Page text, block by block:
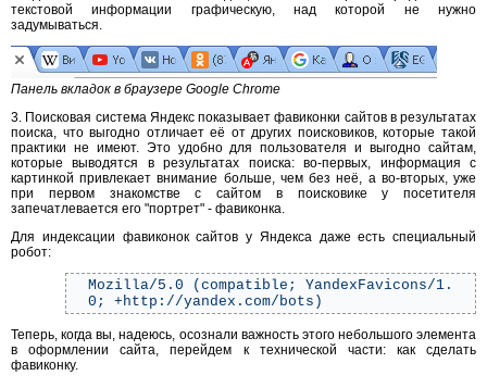
текстовой информации графическую, над которой не нужно
задумываться.
Панель вкладок в браузере Google Chrome
3. Поисковая система Яндекс показывает фавиконки сайтов в результатах
поиска, что выгодно отличает её от других поисковиков, которые такой
практики не имеют. Это удобно для пользователя и выгодно сайтам,
которые выводятся в результатах поиска: во-первых, информация с
картинкой привлекает внимание больше, чем без неё, а во-вторых, уже
при первом знакомстве с сайтом в поисковике у посетителя
запечатлевается его "портрет" - фавиконка.
Для индексации фавиконок сайтов у Яндекса даже есть специальный
робот:
Mozilla/5.0 (compatible; YandexFavicons/1.
0; +http://yandex.com/bots)
Теперь, когда вы, надеюсь, осознали важность этого небольшого элемента
в оформлении сайта, перейдем к технической части: как сделать
фавиконку.